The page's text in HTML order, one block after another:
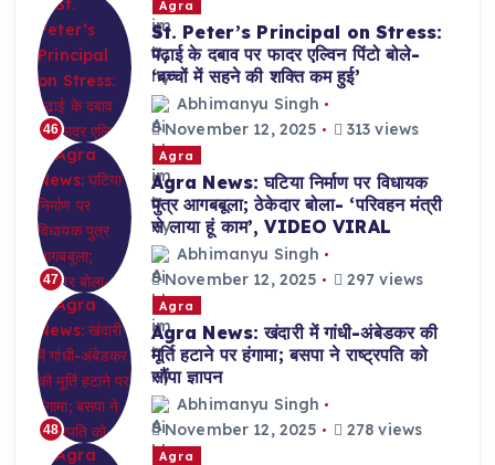
46
Agra
St. Peter’s Principal on Stress:
पढ़ाई के दबाव पर फादर एल्विन पिंटो बोले-
‘बच्चों में सहने की शक्ति कम हुई’
Abhimanyu Singh
November 12, 2025
313 views
47
Agra
Agra News: घटिया निर्माण पर विधायक
पुत्र आगबबूला; ठेकेदार बोला- ‘परिवहन मंत्री
से लाया हूं काम’, VIDEO VIRAL
Abhimanyu Singh
November 12, 2025
297 views
48
Agra
Agra News: खंदारी में गांधी-अंबेडकर की
मूर्ति हटाने पर हंगामा; बसपा ने राष्ट्रपति को
सौंपा ज्ञापन
Abhimanyu Singh
November 12, 2025
278 views
Agra